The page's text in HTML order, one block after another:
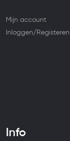
Mijn account
Inloggen/Registeren
Info